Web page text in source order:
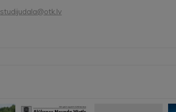
studijudala@otk.lv